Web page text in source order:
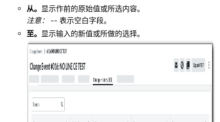
从。 显示作前的原始值或所选内容。
注意： -- 表示空白字段。
至。 显示输入的新值或所做的选择。